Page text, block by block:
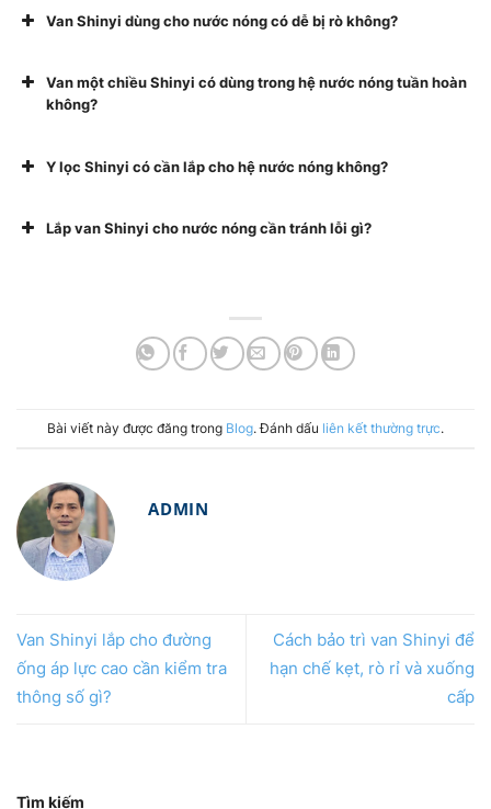
Van Shinyi dùng cho nước nóng có dễ bị rò không?
Van một chiều Shinyi có dùng trong hệ nước nóng tuần hoàn
không?
Y lọc Shinyi có cần lắp cho hệ nước nóng không?
Lắp van Shinyi cho nước nóng cần tránh lỗi gì?
Bài viết này được đăng trong Blog. Đánh dấu liên kết thường trực.
ADMIN
Van Shinyi lắp cho đường
ống áp lực cao cần kiểm tra
thông số gì?
Cách bảo trì van Shinyi để
hạn chế kẹt, rò rỉ và xuống
cấp
Tìm kiếm